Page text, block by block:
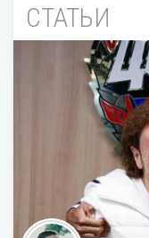
СТАТЬИ